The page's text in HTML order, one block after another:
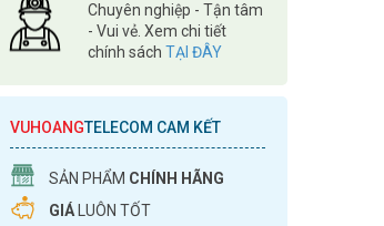
Chuyên nghiệp - Tận tâm
- Vui vẻ. Xem chi tiết
chính sách TẠI ĐÂY
VUHOANGTELECOM CAM KẾT
SẢN PHẨM CHÍNH HÃNG
GIÁ LUÔN TỐT